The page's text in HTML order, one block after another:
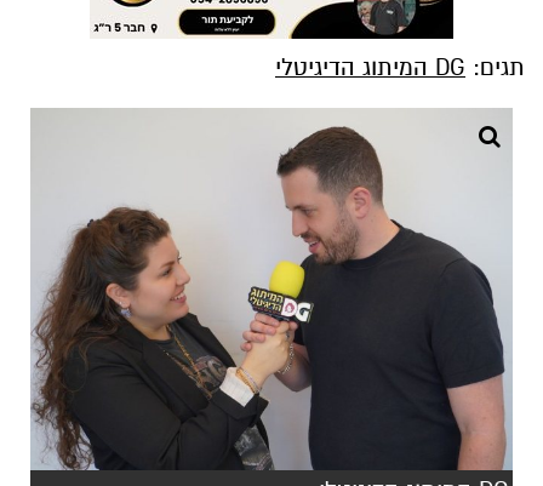
תגים: DG המיתוג הדיגיטלי